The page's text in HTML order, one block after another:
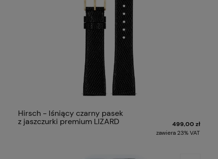
Hirsch - lśniący czarny pasek
z jaszczurki premium LIZARD
499,00 zł
zawiera 23% VAT